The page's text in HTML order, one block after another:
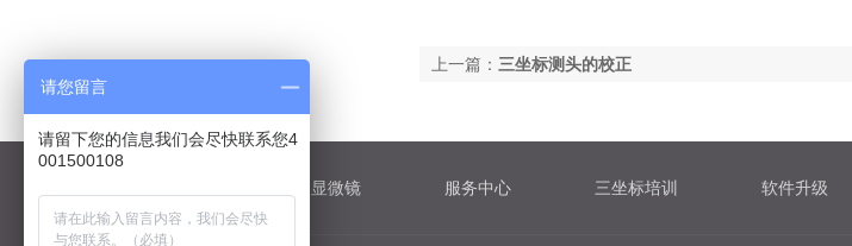
上一篇： 三坐标测头的校正
蔡司显微镜 服务中心 三坐标培训 软件升级
请您留言
请留下您的信息我们会尽快联系您4
001500108